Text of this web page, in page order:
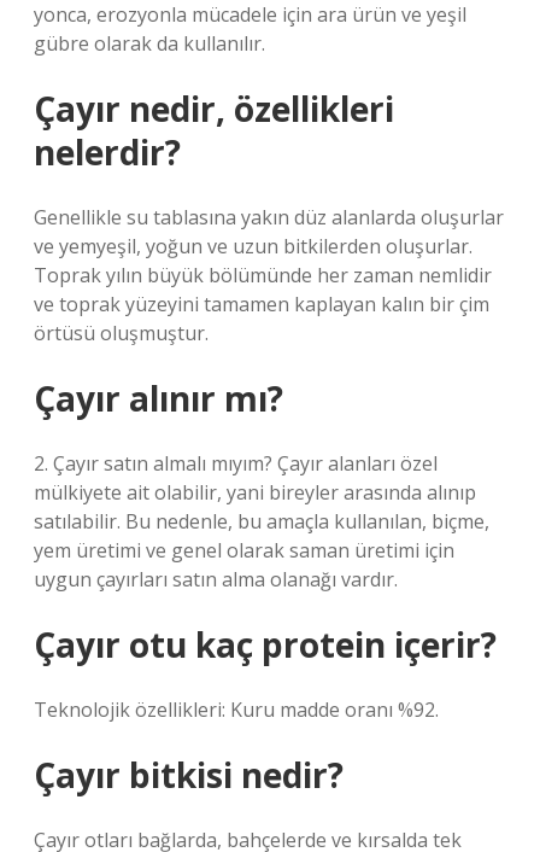
yonca, erozyonla mücadele için ara ürün ve yeşil
gübre olarak da kullanılır.
Çayır nedir, özellikleri
nelerdir?
Genellikle su tablasına yakın düz alanlarda oluşurlar
ve yemyeşil, yoğun ve uzun bitkilerden oluşurlar.
Toprak yılın büyük bölümünde her zaman nemlidir
ve toprak yüzeyini tamamen kaplayan kalın bir çim
örtüsü oluşmuştur.
Çayır alınır mı?
2. Çayır satın almalı mıyım? Çayır alanları özel
mülkiyete ait olabilir, yani bireyler arasında alınıp
satılabilir. Bu nedenle, bu amaçla kullanılan, biçme,
yem üretimi ve genel olarak saman üretimi için
uygun çayırları satın alma olanağı vardır.
Çayır otu kaç protein içerir?
Teknolojik özellikleri: Kuru madde oranı %92.
Çayır bitkisi nedir?
Çayır otları bağlarda, bahçelerde ve kırsalda tek